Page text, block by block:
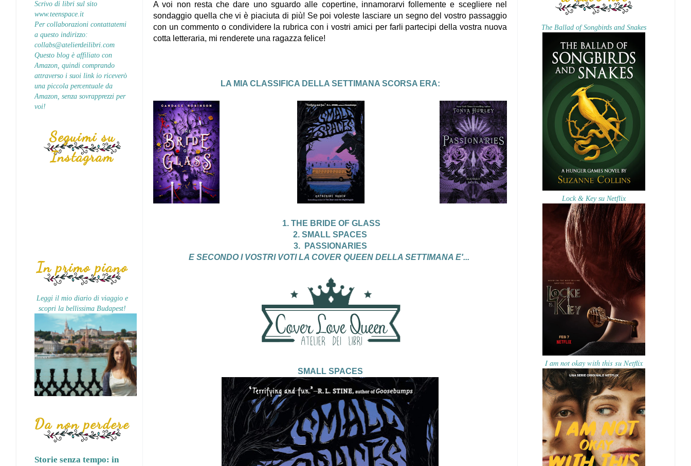
A voi non resta che dare uno sguardo alle copertine, innamorarvi follemente e scegliere nel
sondaggio quella che vi è piaciuta di più! Se poi voleste lasciare un segno del vostro passaggio
con un commento o condividere la rubrica con i vostri amici per farli partecipi della vostra nuova
cotta letteraria, mi renderete una ragazza felice!
LA MIA CLASSIFICA DELLA SETTIMANA SCORSA ERA:
1. THE BRIDE OF GLASS
2. SMALL SPACES
3.
PASSIONARIES
E SECONDO I VOSTRI VOTI LA COVER QUEEN DELLA SETTIMANA E'...
SMALL SPACES
Scrivo di libri sul sito
www.teenspace.it
Per collaborazioni contattatemi
a questo indirizzo:
collabs@atelierdeilibri.com
Questo blog è affiliato con
Amazon, quindi comprando
attraverso i suoi link io riceverò
una piccola percentuale da
Amazon, senza sovrapprezzi per
voi!
Seguimi su
Instagram
In primo piano
Leggi il mio diario di viaggio e
scopri la bellissima Budapest!
Da non perdere
Storie senza tempo: in
The Ballad of Songbirds and Snakes
Lock & Key su Netflix
I am not okay with this su Netflix